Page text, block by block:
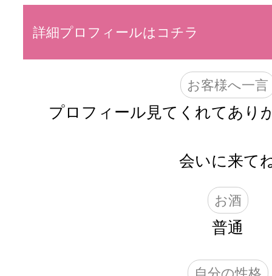
詳細プロフィールはコチラ
お客様へ一言
プロフィール見てくれてあり
会いに来て
お酒
普通
自分の性格